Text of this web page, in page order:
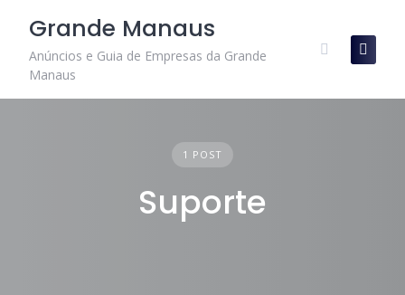
content
Grande Manaus
Anúncios e Guia de Empresas da Grande
Manaus
1 POST
Suporte